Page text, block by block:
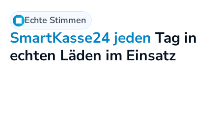
Echte Stimmen
SmartKasse24 jeden Tag in
echten Läden im Einsatz